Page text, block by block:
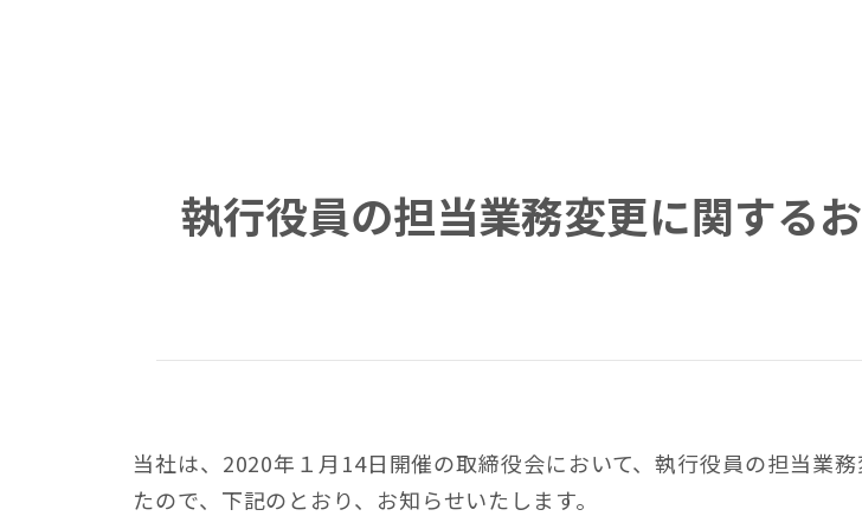
執行役員の担当業務変更に関する
当社は、2020年１月14日開催の取締役会において、執行役員の担当業
たので、下記のとおり、お知らせいたします。